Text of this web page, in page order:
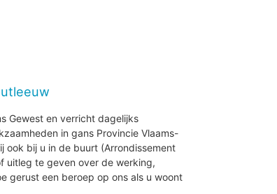
Gewest en verricht dagelijks
in gans Provincie Vlaams-
ook bij u in de buurt (Arrondissement
uitleg te geven over de werking,
gerust een beroep op ons als u woont